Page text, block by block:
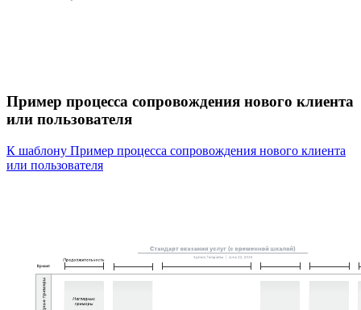
Пример процесса сопровождения нового клиента
или пользователя
К шаблону Пример процесса сопровождения нового клиента
или пользователя